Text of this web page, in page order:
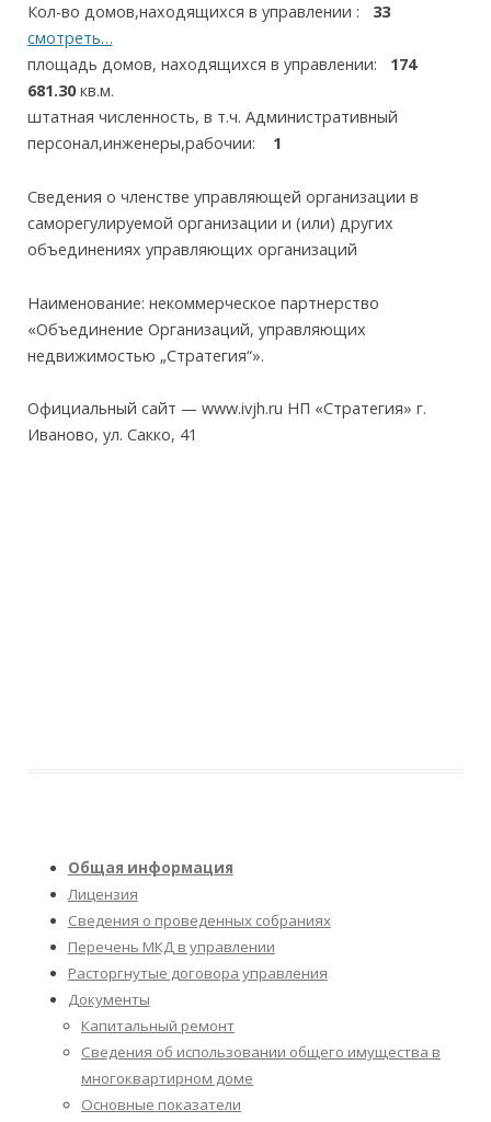
Кол-во домов,находящихся в управлении : 33
смотреть…
площадь домов, находящихся в управлении: 174
681.30кв.м.
штатная численность, в т.ч. Административный
персонал,инженеры,рабочии:
1
Сведения о членстве управляющей организации в
саморегулируемой организации и (или) других
объединениях управляющих организаций
Наименование: некоммерческое партнерство
«Объединение Организаций, управляющих
недвижимостью „Стратегия“».
Официальный сайт — www.ivjh.ru НП «Стратегия» г.
Иваново, ул. Сакко, 41
Общая информация
Лицензия
Сведения о проведенных собраниях
Перечень МКД в управлении
Расторгнутые договора управления
Документы
Капитальный ремонт
Сведения об использовании общего имущества в
многоквартирном доме
Основные показатели